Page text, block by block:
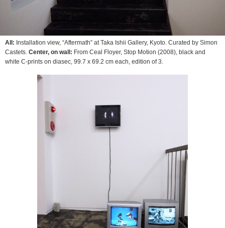
All: Installation view, “Aftermath” at Taka Ishii Gallery, Kyoto. Curated by Simon
Castets. Center, on wall: From Ceal Floyer, Stop Motion (2008), black and
white C-prints on diasec, 99.7 x 69.2 cm each, edition of 3.